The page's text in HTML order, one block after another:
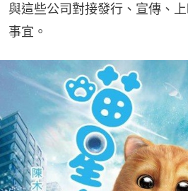
與這些公司對接發行、宣傳、
事宜。